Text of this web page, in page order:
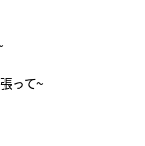
って~